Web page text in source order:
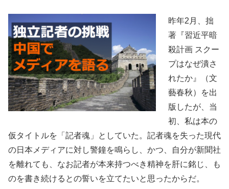
昨年2月、拙
著『習近平暗
殺計画 スクー
プはなぜ潰さ
れたか』（文
藝春秋）を出
版したが、当
初、私は本の
仮タイトルを「記者魂」としていた。記者魂を失った現代
の日本メディアに対し警鐘を鳴らし、かつ、自分が新聞社
を離れても、なお記者が本来持つべき精神を肝に銘じ、も
のを書き続けるとの誓いを立てたいと思ったからだ。